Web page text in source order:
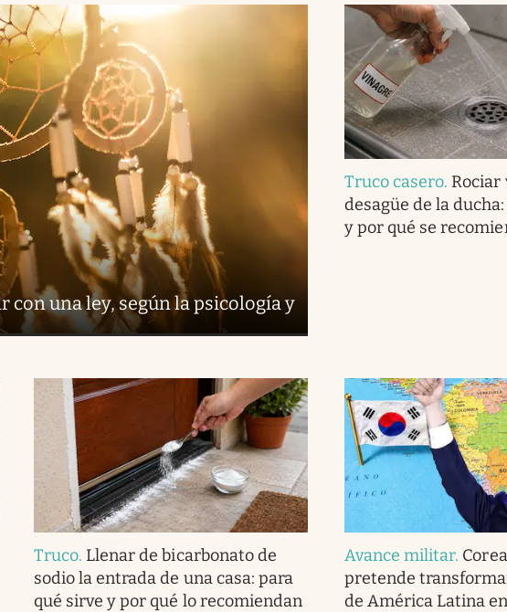
con una ley, según la psicología y
Truco casero. Rociar
desagüe de la
y por qué se
Truco. Llenar de bicarbonato de
sodio la entrada de una casa: para
qué sirve y por qué lo recomiendan
Avance militar.
pretende
de América Latina